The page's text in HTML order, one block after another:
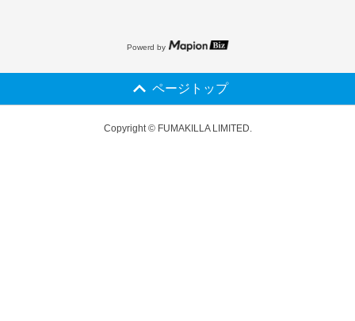
Powerd by
ページトップ
Copyright © FUMAKILLA LIMITED.